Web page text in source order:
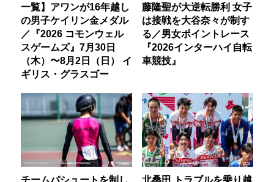
一覧】アワンが16年越し
の男子ケイリン金メダル
／『2026 コモンウェル
スゲームズ』7月30日
（木）〜8月2日（日） イ
ギリス・グラスゴー
藤隆聖が大逆転勝利 女子
は接戦を大谷奈々が制す
る／男女ポイントレース
『2026インターハイ自転
車競技』
チームパシュートを制し
北桑田 トラブルを乗り越